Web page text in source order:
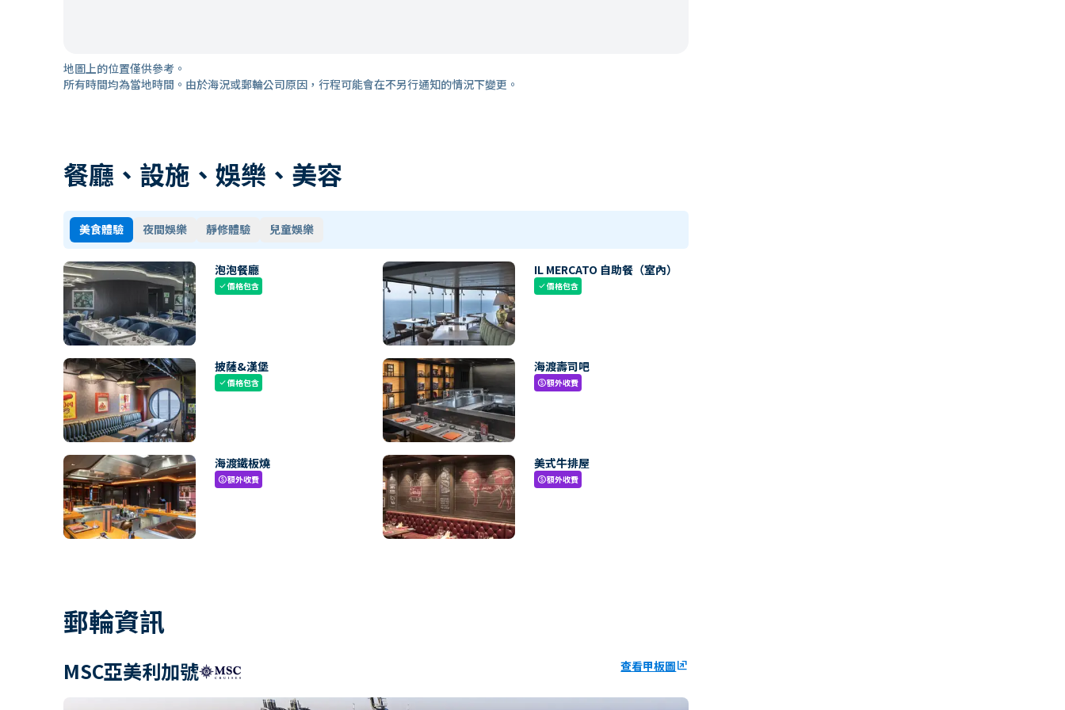
地圖上的位置僅供參考。
所有時間均為當地時間。由於海況或郵輪公司原因，行程可能會在不另行通知的情況下變更。
餐廳、設施、娛樂、美容
美食體驗 夜間娛樂 靜修體驗 兒童娛樂
泡泡餐廳
check價格包含
IL MERCATO 自助餐（室內）
check價格包含
披薩&漢堡
check價格包含
海渡壽司吧
paid額外收費
海渡鐵板燒
paid額外收費
美式牛排屋
paid額外收費
郵輪資訊
MSC亞美利加號 查看甲板圖ungroup